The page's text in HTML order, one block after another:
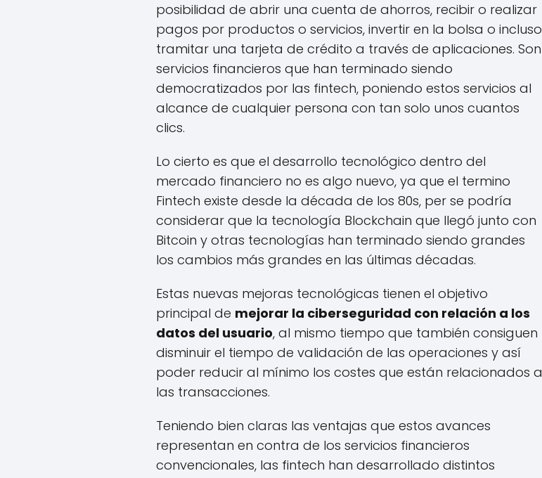
posibilidad de abrir una cuenta de ahorros, recibir o realizar
pagos por productos o servicios, invertir en la bolsa o incluso
tramitar una tarjeta de crédito a través de aplicaciones. Son
servicios financieros que han terminado siendo
democratizados por las fintech, poniendo estos servicios al
alcance de cualquier persona con tan solo unos cuantos
clics.
Lo cierto es que el desarrollo tecnológico dentro del
mercado financiero no es algo nuevo, ya que el termino
Fintech existe desde la década de los 80s, per se podría
considerar que la tecnología Blockchain que llegó junto con
Bitcoin y otras tecnologías han terminado siendo grandes
los cambios más grandes en las últimas décadas.
Estas nuevas mejoras tecnológicas tienen el objetivo
principal de mejorar la ciberseguridad con relación a los
datos del usuario, al mismo tiempo que también consiguen
disminuir el tiempo de validación de las operaciones y así
poder reducir al mínimo los costes que están relacionados a
las transacciones.
Teniendo bien claras las ventajas que estos avances
representan en contra de los servicios financieros
convencionales, las fintech han desarrollado distintos